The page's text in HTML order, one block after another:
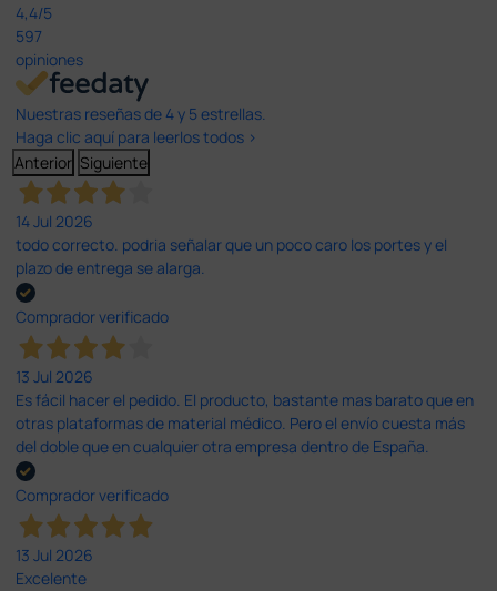
4,4/5
597
opiniones
Nuestras reseñas de 4 y 5 estrellas.
Haga clic aquí para leerlos todos >
Anterior Siguiente
14 Jul 2026
todo correcto. podria señalar que un poco caro los portes y el
plazo de entrega se alarga.
Comprador verificado
13 Jul 2026
Es fácil hacer el pedido. El producto, bastante mas barato que en
otras plataformas de material médico. Pero el envío cuesta más
del doble que en cualquier otra empresa dentro de España.
Comprador verificado
13 Jul 2026
Excelente